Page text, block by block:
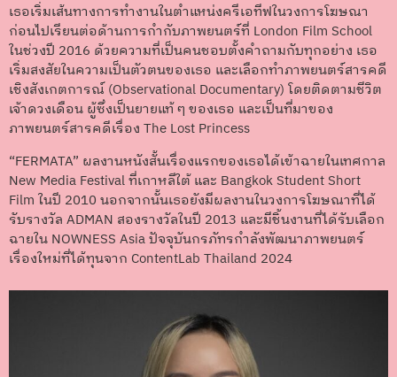
เธอเริ่มเส้นทางการทำงานในตำแหน่งครีเอทีฟในวงการโฆษณา
ก่อนไปเรียนต่อด้านการกำกับภาพยนตร์ที่ London Film School
ในช่วงปี 2016 ด้วยความที่เป็นคนชอบตั้งคำถามกับทุกอย่าง เธอ
เริ่มสงสัยในความเป็นตัวตนของเธอ และเลือกทำภาพยนตร์สารคดี
เชิงสังเกตการณ์ (Observational Documentary) โดยติดตามชีวิต
เจ้าดวงเดือน ผู้ซึ่งเป็นยายแท้ ๆ ของเธอ และเป็นที่มาของ
ภาพยนตร์สารคดีเรื่อง The Lost Princess
“FERMATA” ผลงานหนังสั้นเรื่องแรกของเธอได้เข้าฉายในเทศกาล
New Media Festival ที่เกาหลีใต้ และ Bangkok Student Short
Film ในปี 2010 นอกจากนั้นเธอยังมีผลงานในวงการโฆษณาที่ได้
รับรางวัล ADMAN สองรางวัลในปี 2013 และมีชิ้นงานที่ได้รับเลือก
ฉายใน NOWNESS Asia ปัจจุบันกรภัทรกำลังพัฒนาภาพยนตร์
เรื่องใหม่ที่ได้ทุนจาก ContentLab Thailand 2024